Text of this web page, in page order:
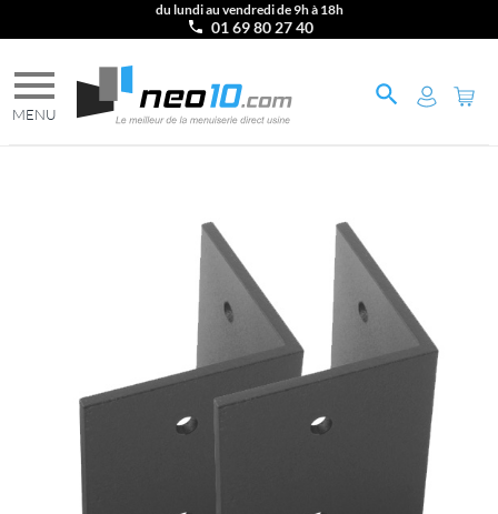
du lundi au vendredi de 9h à 18h
01 69 80 27 40